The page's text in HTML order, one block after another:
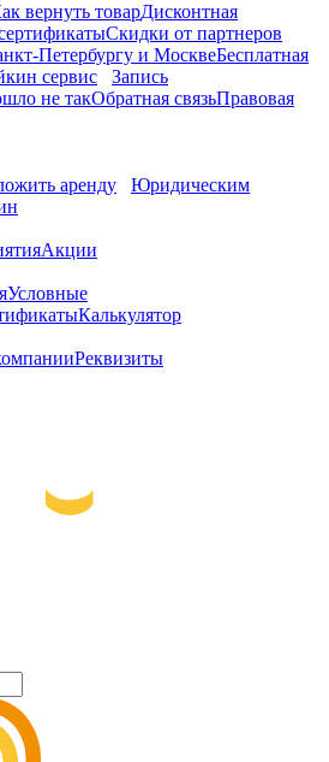
вернуть товарДисконтная
Скидки от партнеров
Петербургу и МосквеБесплатная
сервис
Запись
не такОбратная связьПравовая
аренду
Юридическим
Акции
Условные
Калькулятор
Реквизиты